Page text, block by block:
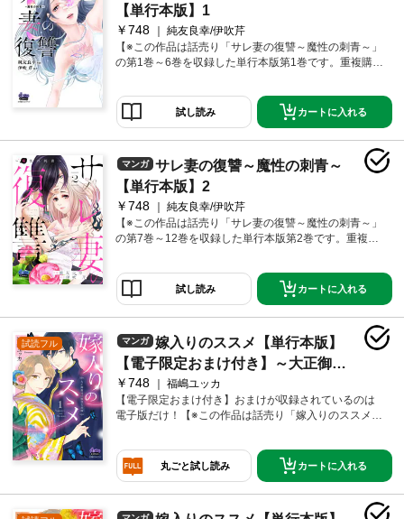
男に止められる。その男は彫師を名乗り、その脇腹に
は「香蓮」の名前と同じ美しい蓮の花のタトゥーが彫
られていた……。「旦那を地獄に堕としてやれよ…ど
うせ死ぬならその前に」その日、胸に彫った「秘密」
が香蓮の運命を変えていく――。
【単行本版】1
￥748
純友良幸/伊吹芹
【※この作品は話売り「サレ妻の復讐～魔性の刺青～」
の第1巻～6巻を収録した単行本版第1巻です。重複購入
亡くなり、先の見えない介護生活が終わった…その四
十九日に夫の浮気を知る。「離婚はまだできない。せ
めて一周忌は終わってからでないと、古風で献身的な
嫁の鑑を介護が終わった途端に捨てるとか外聞が悪す
ぎるだろ」そう笑いながら愛人と電話する夫は、介護
疲れで老け込んだ香蓮を捨てて若く綺麗な女を選ぼう
としていた。自暴自棄になった香蓮は飛び降り自殺を
図るが、とある男に止められる。その男は彫師を名乗
り、その脇腹には「香蓮」の名前と同じ美しい蓮の花
のタトゥーが彫られていた……。「旦那を地獄に堕と
彫った「秘密」が香蓮の運命を変えていく――。
試し読み カートに入れる
マンガ
サレ妻の復讐～魔性の刺青～
【単行本版】2
￥748
純友良幸/伊吹芹
【※この作品は話売り「サレ妻の復讐～魔性の刺青～」
の第7巻～12巻を収録した単行本版第2巻です。重複購
自殺しようとしたところを助けた若い彫師・一倉柊哉
にタトゥーを彫ってもらった香蓮は、柊哉や仲間たち
と関わり始めたことで、次第に自分らしい人生を取り
戻していく。ほのかな恋心をお互いに感じ始める柊哉
と香蓮。一方、亡き母の遺産がすべて妻・香蓮に渡る
ことを知った夫・規弘は、ますます女としての輝きを
増し、強くなっていく香蓮と、別れ話を聞き入れず疎
ましくなっていく愛人・まゆみに恐れを抱くようにな
る。そんななか、なかなか別れようとしない規弘に業
を煮やしたまゆみは、異常な嫉妬心から香蓮を殺そう
人の依頼をするが…!?
試し読み カートに入れる
試読フル マンガ
嫁入りのススメ【単行本版】
【電子限定おまけ付き】～大正御曹
司の強引な求婚～1
￥748
福嶋ユッカ
【電子限定おまけ付き】おまけが収録されているのは
電子版だけ！【※この作品は話売り「嫁入りのススメ～
は大正時代、元・お嬢様の花宮蘭子は、高級カフェー
「カシオペア」で女給として働いてる。24歳の蘭子
は、家族からは行き遅れだの、恥ずかしいだの文句を
言われているが、当の本人は、どこ吹く風で、仕事第
丸ごと試し読み カートに入れる